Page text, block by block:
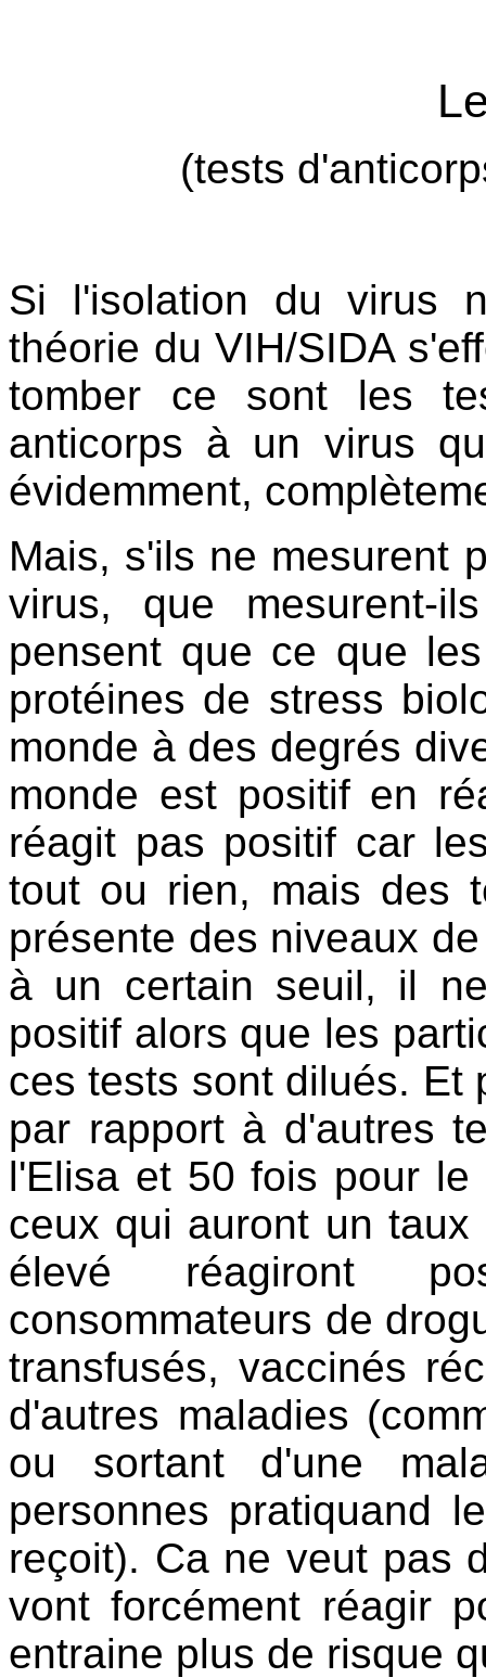
(tests
Si l'isolation du virus
théorie du VIH/SIDA
tomber ce sont les
anticorps à un virus
évidemment,
Mais, s'ils ne mesurent
virus, que mesurent-
pensent que ce que
protéines de stress
monde à des degrés
monde est positif en
réagit pas positif car
tout ou rien, mais des
présente des niveaux
à un certain seuil, il
positif alors que les
ces tests sont dilués. Et
par rapport à d'autres
l'Elisa et 50 fois pour
ceux qui auront un
élevé réagiront
consommateurs de
transfusés, vaccinés
d'autres maladies
ou sortant d'une
personnes pratiquand
reçoit). Ca ne veut pas
vont forcément réagir
entraine plus de risque